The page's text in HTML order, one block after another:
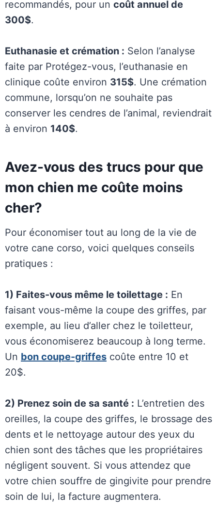
recommandés, pour un coût annuel de
300$.
Euthanasie et crémation : Selon l’analyse
faite par Protégez-vous, l’euthanasie en
clinique coûte environ 315$. Une crémation
commune, lorsqu’on ne souhaite pas
conserver les cendres de l’animal, reviendrait
à environ 140$.
Avez-vous des trucs pour que
mon chien me coûte moins
cher?
Pour économiser tout au long de la vie de
votre cane corso, voici quelques conseils
pratiques :
1) Faites-vous même le toilettage : En
faisant vous-même la coupe des griffes, par
exemple, au lieu d’aller chez le toiletteur,
vous économiserez beaucoup à long terme.
Un bon coupe-griffes coûte entre 10 et
20$.
2) Prenez soin de sa santé : L’entretien des
oreilles, la coupe des griffes, le brossage des
dents et le nettoyage autour des yeux du
chien sont des tâches que les propriétaires
négligent souvent. Si vous attendez que
votre chien souffre de gingivite pour prendre
soin de lui, la facture augmentera.